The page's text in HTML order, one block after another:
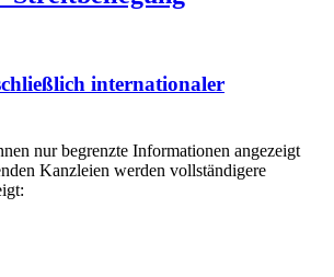
internationaler
nur begrenzte Informationen angezeigt
Kanzleien werden vollständigere